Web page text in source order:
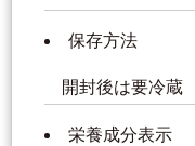
保存方法
開封後は要冷蔵
栄養成分表示